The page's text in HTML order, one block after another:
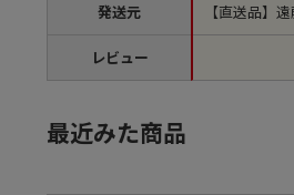
発送元
レビュー
【直送品】
最近みた商品